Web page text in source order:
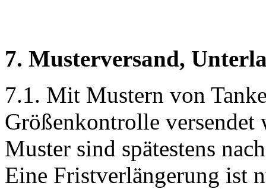
7. Musterversand,
7.1. Mit Mustern von
Größenkontrolle versendet
Muster sind spätestens
Eine Fristverlängerung ist